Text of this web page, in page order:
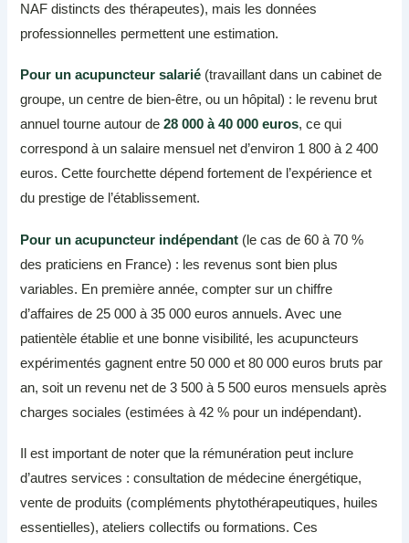
NAF distincts des thérapeutes), mais les données
professionnelles permettent une estimation.
Pour un acupuncteur salarié (travaillant dans un cabinet de
groupe, un centre de bien-être, ou un hôpital) : le revenu brut
annuel tourne autour de28 000 à 40 000 euros, ce qui
correspond à un salaire mensuel net d’environ 1 800 à 2 400
euros. Cette fourchette dépend fortement de l’expérience et
du prestige de l’établissement.
Pour un acupuncteur indépendant (le cas de 60 à 70 %
des praticiens en France) : les revenus sont bien plus
variables. En première année, compter sur un chiffre
d’affaires de 25 000 à 35 000 euros annuels. Avec une
patientèle établie et une bonne visibilité, les acupuncteurs
expérimentés gagnent entre 50 000 et 80 000 euros bruts par
an, soit un revenu net de 3 500 à 5 500 euros mensuels après
charges sociales (estimées à 42 % pour un indépendant).
Il est important de noter que la rémunération peut inclure
d’autres services : consultation de médecine énergétique,
vente de produits (compléments phytothérapeutiques, huiles
essentielles), ateliers collectifs ou formations. Ces